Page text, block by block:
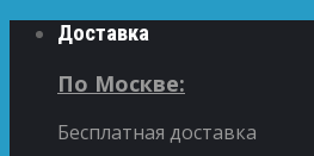
Доставка
По Москве:
Бесплатная доставка